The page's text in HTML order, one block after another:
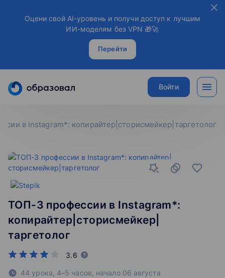
Оцени свой AI-уровень и получи доступ к лучшим
ИИ-моделям без VPN 🎁🚀
Перейти
Войти
в instagram*: копирайтер|сторисмейкер|таргетолог
ТОП-3 профессии в Instagram*:
копирайтер|сторисмейкер|
таргетолог
3.6
44 урока, 4–5 часов, начало 06 августа